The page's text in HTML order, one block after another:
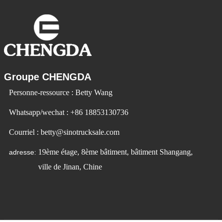
Groupe CHENGDA
Personne-ressource : Betty Wang
Whatsapp/wechat : +86 18853130736
Courriel : betty@sinotrucksale.com
adresse: 19ème étage, 8ème bâtiment, bâtiment Shangang,
ville de Jinan, Chine